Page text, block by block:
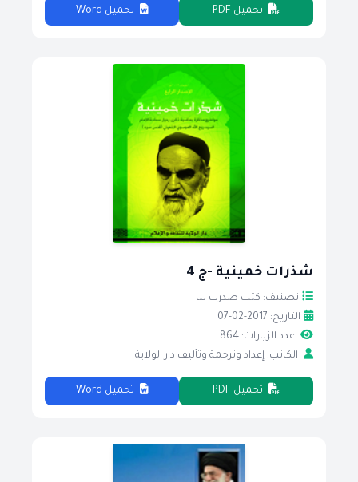
تحميل PDF تحميل Word
شذرات خمينية -ج 4
تصنيف: كتب صدرت لنا
التاريخ: 2017-02-07
عدد الزيارات: 864
الكاتب: إعداد وترجمة وتأليف دار الولاية
تحميل PDF تحميل Word